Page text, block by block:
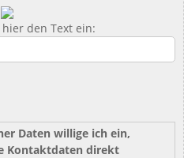
den Text ein:
Daten willige ich ein,
Kontaktdaten direkt